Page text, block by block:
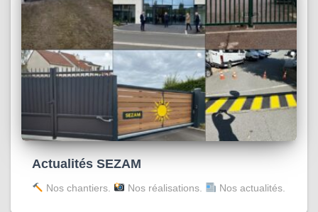
Actualités SEZAM
Nos chantiers. Nos réalisations. Nos actualités.